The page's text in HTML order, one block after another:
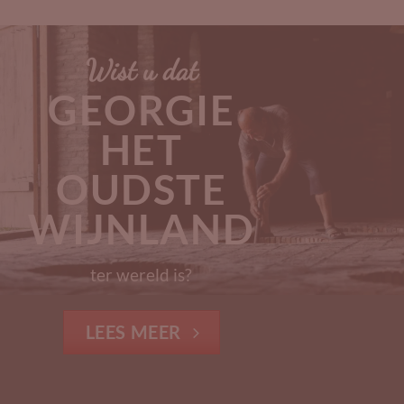
Wist u dat
GEORGIE
HET
OUDSTE
WIJNLAND
ter wereld is?
LEES MEER